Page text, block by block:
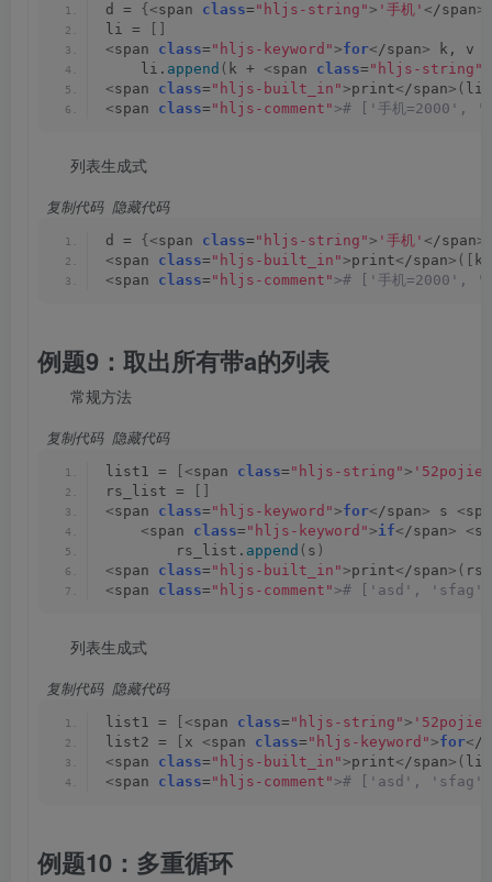
d = {<span class= "hljs-string"> '手机' < /span>
li =
<span class= "hljs-keyword">for< /span> k, v
    li.
append ( k + <span class= "hljs-string"
<span class= "hljs-built_in">print< /span>( li
<span class= "hljs-comment" ># ['手机=2000', '
列表生成式
复制代码 隐藏代码
d = {<span class= "hljs-string"> '手机' < /span>
<span class= "hljs-built_in">print< /span>([
k
<span class= "hljs-comment" ># ['手机=2000', '
例题9：取出所有带a的列表
常规方法
复制代码 隐藏代码
list1 =
[<span class= "hljs-string"> '52pojie'
rs_list =
<span class= "hljs-keyword">for< /span> s <
<span class= "hljs-keyword">if< /span> <
        rs_list.
append ( s )
<span class= "hljs-built_in">print< /span>(
<span class= "hljs-comment" ># ['asd', 'sfag',
列表生成式
复制代码 隐藏代码
list1 =
[<span class= "hljs-string"> '52pojie'
list2 =
x <span class= "hljs-keyword">for< /
<span class= "hljs-built_in">print< /span>(
<span class= "hljs-comment" ># ['asd', 'sfag',
例题10：多重循环